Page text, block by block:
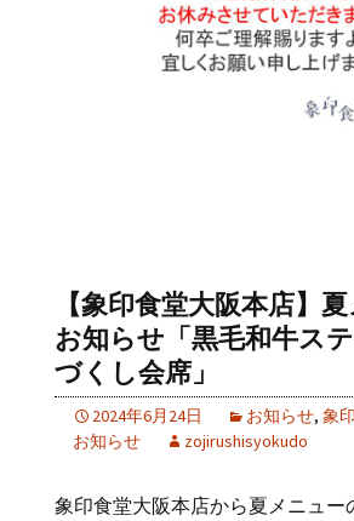
【象印食堂大阪本店】
お知らせ「黒毛和牛ス
づくし会席」
2024年6月24日 お知らせ, 象
お知らせ
zojirushisyokudo
象印食堂大阪本店から夏メニュー